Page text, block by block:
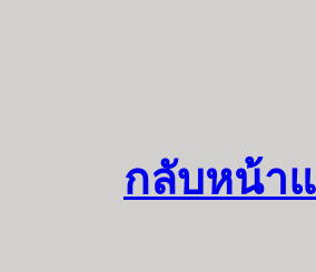
กลับหน้า